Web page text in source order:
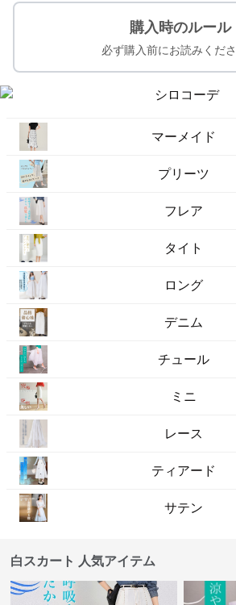
購入時のルール
必ず購入前にお読みくださ
マーメイド
プリーツ
フレア
タイト
ロング
デニム
チュール
ミニ
レース
ティアード
サテン
白スカート 人気アイテム